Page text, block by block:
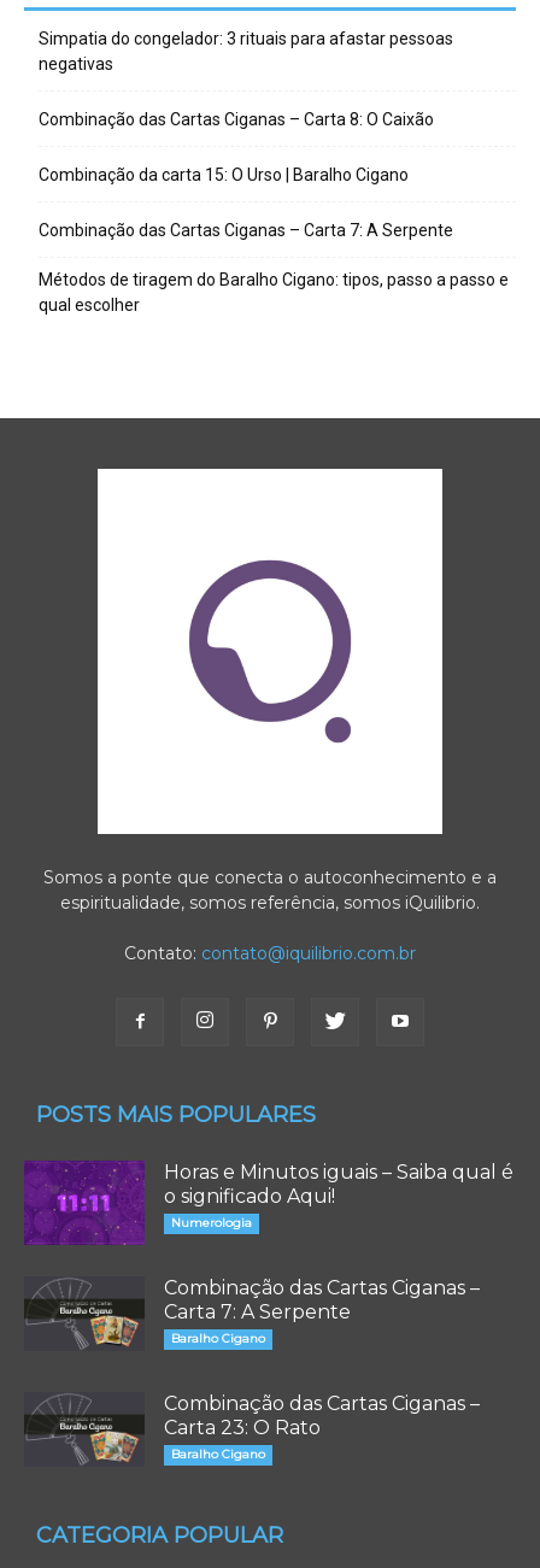
Simpatia do congelador: 3 rituais para afastar pessoas
negativas
Combinação das Cartas Ciganas – Carta 8: O Caixão
Combinação da carta 15: O Urso | Baralho Cigano
Combinação das Cartas Ciganas – Carta 7: A Serpente
Métodos de tiragem do Baralho Cigano: tipos, passo a passo e
qual escolher
Somos a ponte que conecta o autoconhecimento e a
espiritualidade, somos referência, somos iQuilibrio.
Contato: contato@iquilibrio.com.br
POSTS MAIS POPULARES
Horas e Minutos iguais – Saiba qual é
o significado Aqui!
Numerologia
Combinação das Cartas Ciganas –
Carta 7: A Serpente
Baralho Cigano
Combinação das Cartas Ciganas –
Carta 23: O Rato
Baralho Cigano
CATEGORIA POPULAR